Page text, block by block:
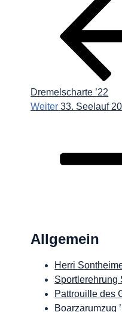
Dremelscharte ’22
Nächster
Weiter 33. Seelauf
Allgemein
Herri
Sportlerehrung
Pattrouille des
Boarzarumzug